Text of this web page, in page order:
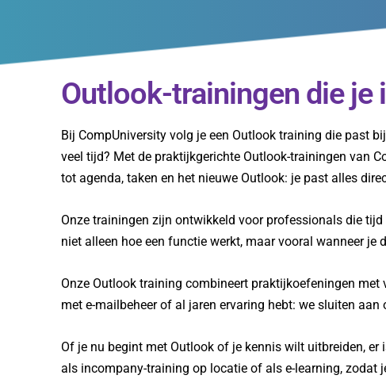
Outlook-trainingen die je
Bij CompUniversity volg je een Outlook training die past
veel tijd? Met de praktijkgerichte Outlook-trainingen van
tot agenda, taken en het nieuwe Outlook: je past alles
Onze trainingen zijn ontwikkeld voor professionals die
niet alleen hoe een functie werkt, maar vooral wanneer je
Onze Outlook training combineert praktijkoefeningen
met e-mailbeheer of al jaren ervaring hebt: we sluiten
Of je nu begint met Outlook of je kennis wilt uitbreiden,
als incompany-training op locatie of als e-learning, zodat